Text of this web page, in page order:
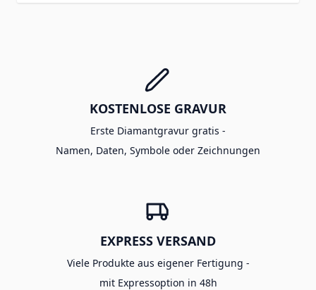
KOSTENLOSE GRAVUR
Erste Diamantgravur gratis -
Namen, Daten, Symbole oder Zeichnungen
EXPRESS VERSAND
Viele Produkte aus eigener Fertigung -
mit Expressoption in 48h